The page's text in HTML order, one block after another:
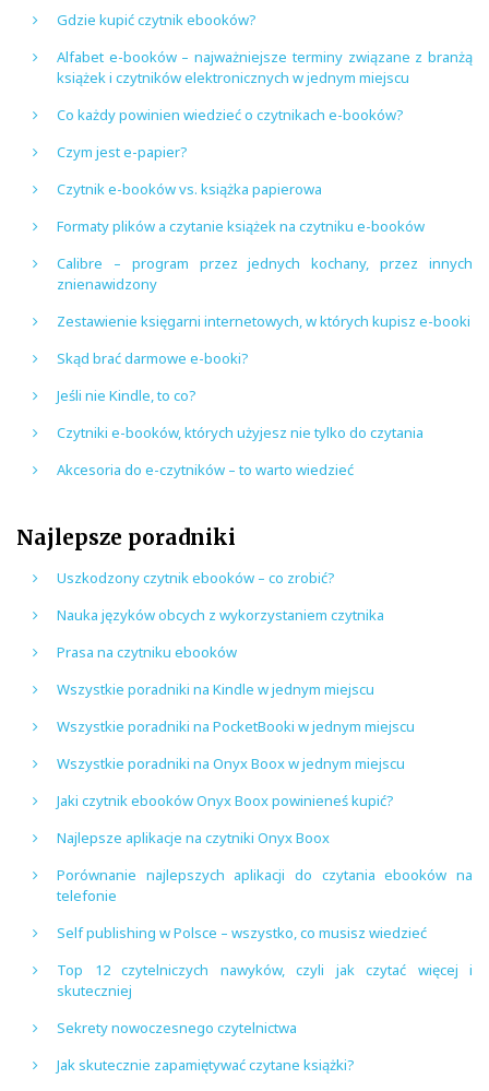
Gdzie kupić czytnik ebooków?
Alfabet e-booków – najważniejsze terminy związane z branżą
książek i czytników elektronicznych w jednym miejscu
Co każdy powinien wiedzieć o czytnikach e-booków?
Czym jest e-papier?
Czytnik e-booków vs. książka papierowa
Formaty plików a czytanie książek na czytniku e-booków
Calibre – program przez jednych kochany, przez innych
znienawidzony
Zestawienie księgarni internetowych, w których kupisz e-booki
Skąd brać darmowe e-booki?
Jeśli nie Kindle, to co?
Czytniki e-booków, których użyjesz nie tylko do czytania
Akcesoria do e-czytników – to warto wiedzieć
Najlepsze poradniki
Uszkodzony czytnik ebooków – co zrobić?
Nauka języków obcych z wykorzystaniem czytnika
Prasa na czytniku ebooków
Wszystkie poradniki na Kindle w jednym miejscu
Wszystkie poradniki na PocketBooki w jednym miejscu
Wszystkie poradniki na Onyx Boox w jednym miejscu
Jaki czytnik ebooków Onyx Boox powinieneś kupić?
Najlepsze aplikacje na czytniki Onyx Boox
Porównanie najlepszych aplikacji do czytania ebooków na
telefonie
Self publishing w Polsce – wszystko, co musisz wiedzieć
Top 12 czytelniczych nawyków, czyli jak czytać więcej i
skuteczniej
Sekrety nowoczesnego czytelnictwa
Jak skutecznie zapamiętywać czytane książki?